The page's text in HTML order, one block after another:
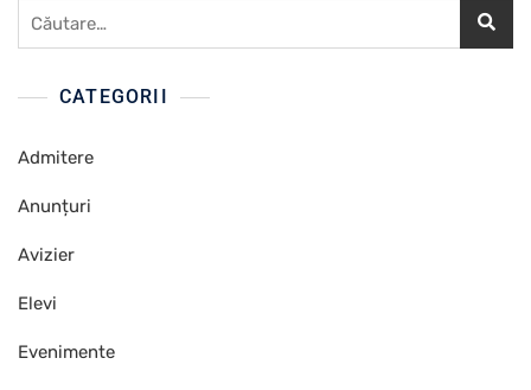
CATEGORII
Admitere
Anunțuri
Avizier
Elevi
Evenimente